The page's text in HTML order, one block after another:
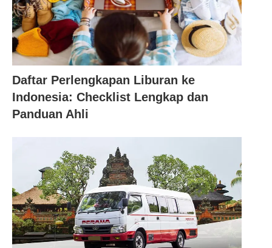
Daftar Perlengkapan Liburan ke
Indonesia: Checklist Lengkap dan
Panduan Ahli